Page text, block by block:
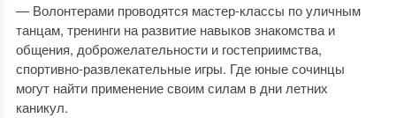
— Волонтерами проводятся мастер-классы по уличным
танцам, тренинги на развитие навыков знакомства и
общения, доброжелательности и гостеприимства,
спортивно-развлекательные игры. Где юные сочинцы
могут найти применение своим силам в дни летних
каникул.